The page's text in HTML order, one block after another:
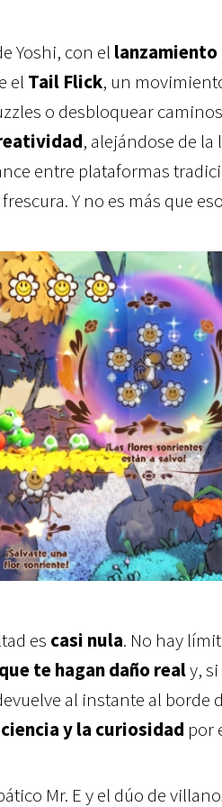
Yoshi, con el lanzamiento
el Tail Flick, un
o desbloquear
, alejándose de
entre plataformas
Y no es más que
es casi nula. No hay
te hagan daño realy,
al instante al borde
y la curiosidad por
Mr. E y el dúo de